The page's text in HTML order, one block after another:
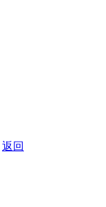
返回